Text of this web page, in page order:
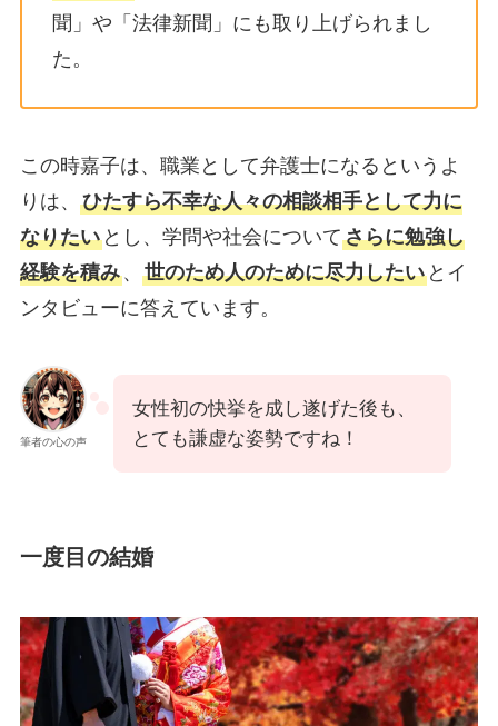
聞」や「法律新聞」にも取り上げられまし
た。
この時嘉子は、職業として弁護士になるというよ
りは、 ひたすら不幸な人々の相談相手として力に
なりたいとし、学問や社会についてさらに勉強し
経験を積み、 世のため人のために尽力したいとイ
ンタビューに答えています。
筆者の心の声
女性初の快挙を成し遂げた後も、
とても謙虚な姿勢ですね！
一度目の結婚